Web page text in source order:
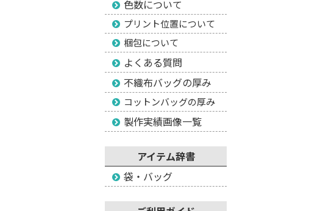
色数について
プリント位置について
梱包について
よくある質問
不織布バッグの厚み
コットンバッグの厚み
製作実績画像一覧
アイテム辞書
袋・バッグ